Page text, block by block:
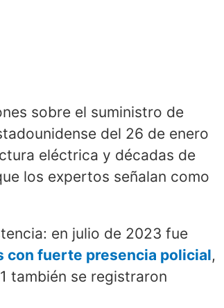
sobre el suministro de
del 26 de enero
eléctrica y décadas de
los expertos señalan como
en julio de 2023 fue
con fuerte presencia policial,
también se registraron